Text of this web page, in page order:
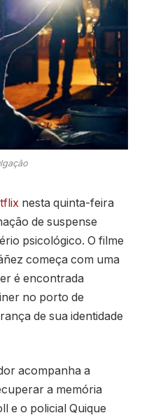
nesta quinta-feira
de suspense
psicológico. O filme
começa com uma
é encontrada
no porto de
de sua identidade
acompanha a
a memória
e o policial Quique